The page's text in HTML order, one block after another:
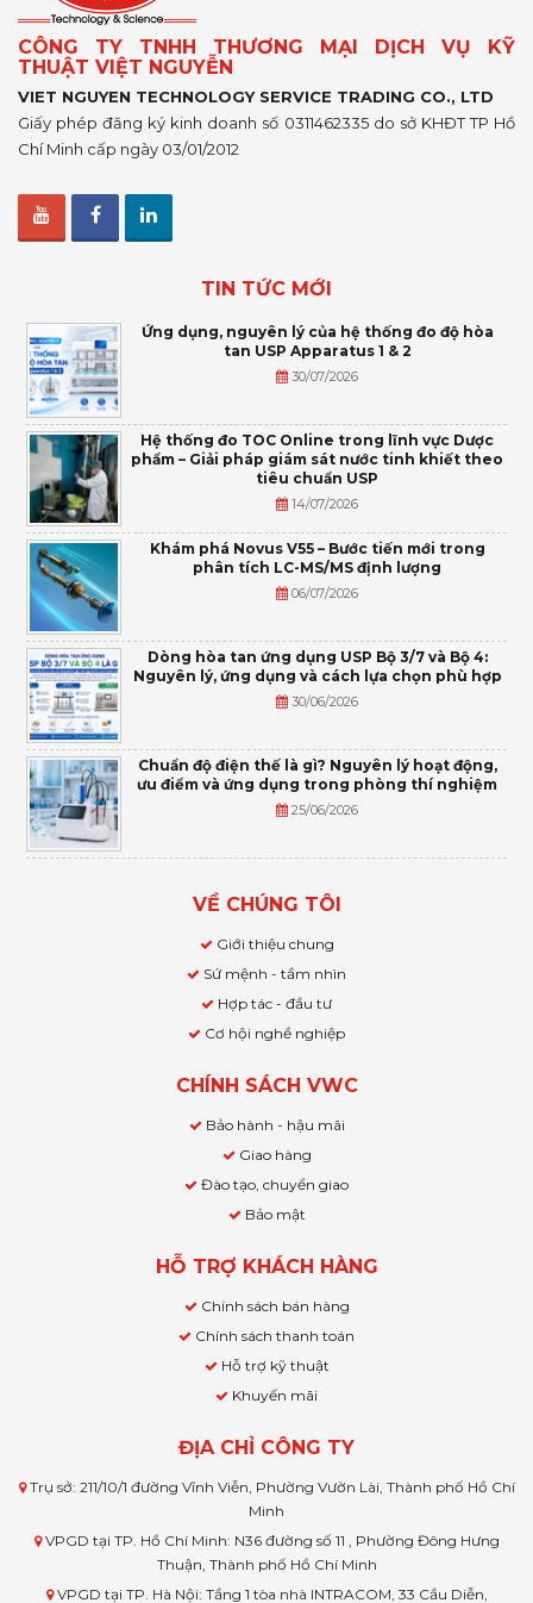
CÔNG TY TNHH THƯƠNG MẠI DỊCH VỤ KỸ
THUẬT VIỆT NGUYỄN
VIET NGUYEN TECHNOLOGY SERVICE TRADING CO., LTD
Giấy phép đăng ký kinh doanh số 0311462335 do sở KHĐT TP Hồ
Chí Minh cấp ngày 03/01/2012
TIN TỨC MỚI
Ứng dụng, nguyên lý của hệ thống đo độ hòa
tan USP Apparatus 1 & 2
30/07/2026
Hệ thống đo TOC Online trong lĩnh vực Dược
phẩm – Giải pháp giám sát nước tinh khiết theo
tiêu chuẩn USP
14/07/2026
Khám phá Novus V55 – Bước tiến mới trong
phân tích LC-MS/MS định lượng
06/07/2026
Dòng hòa tan ứng dụng USP Bộ 3/7 và Bộ 4:
Nguyên lý, ứng dụng và cách lựa chọn phù hợp
30/06/2026
Chuẩn độ điện thế là gì? Nguyên lý hoạt động,
ưu điểm và ứng dụng trong phòng thí nghiệm
25/06/2026
VỀ CHÚNG TÔI
Giới thiệu chung
Sứ mệnh - tầm nhìn
Hợp tác - đầu tư
Cơ hội nghề nghiệp
CHÍNH SÁCH VWC
Bảo hành - hậu mãi
Giao hàng
Đào tạo, chuyển giao
Bảo mật
HỖ TRỢ KHÁCH HÀNG
Chính sách bán hàng
Chính sách thanh toán
Hỗ trợ kỹ thuật
Khuyến mãi
ĐỊA CHỈ CÔNG TY
Trụ sở: 211/10/1 đường Vĩnh Viễn, Phường Vườn Lài, Thành phố Hồ Chí
Minh
VPGD tại TP. Hồ Chí Minh: N36 đường số 11 , Phường Đông Hưng
Thuận, Thành phố Hồ Chí Minh
VPGD tại TP. Hà Nội: Tầng 1 tòa nhà INTRACOM, 33 Cầu Diễn,